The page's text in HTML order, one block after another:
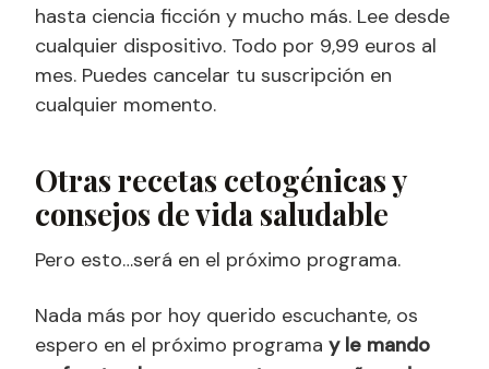
hasta ciencia ficción y mucho más. Lee desde
cualquier dispositivo. Todo por 9,99 euros al
mes. Puedes cancelar tu suscripción en
cualquier momento.
Otras recetas cetogénicas y
consejos de vida saludable
Pero esto…será en el próximo programa.
Nada más por hoy querido escuchante, os
espero en el próximo programa y le mando